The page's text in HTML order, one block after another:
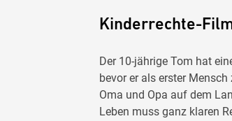
Kinderrechte-
Der 10-jährige Tom hat
bevor er als erster
Oma und Opa auf dem
Leben muss ganz klaren